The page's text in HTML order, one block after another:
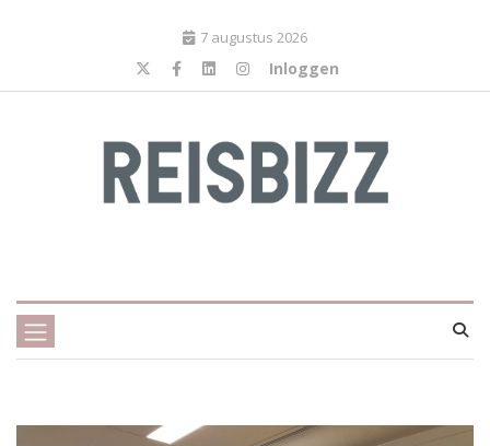
7 augustus 2026
Inloggen